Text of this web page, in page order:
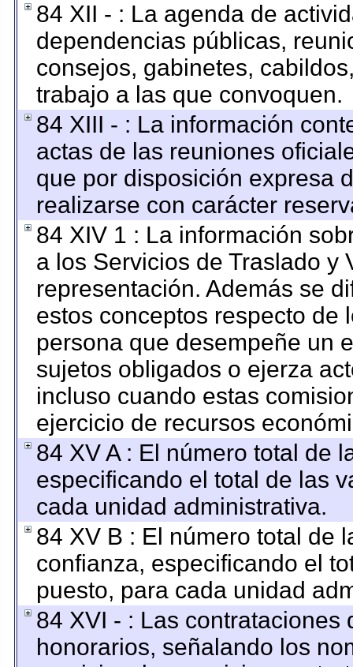
84 XII - : La agenda de
dependencias públicas,
consejos, gabinetes,
trabajo a las que convoquen.
84 XIII - : La información
actas de las reuniones
que por disposición expresa
realizarse con carácter
84 XIV 1 : La información
a los Servicios de Traslado y
representación. Además se
estos conceptos respecto de
persona que desempeñe un
sujetos obligados o ejerza
incluso cuando estas
ejercicio de recursos
84 XV A : El número total de
especificando el total de las
cada unidad administrativa.
84 XV B : El número total de
confianza, especificando el
puesto, para cada unidad
84 XVI - : Las
honorarios, señalando los